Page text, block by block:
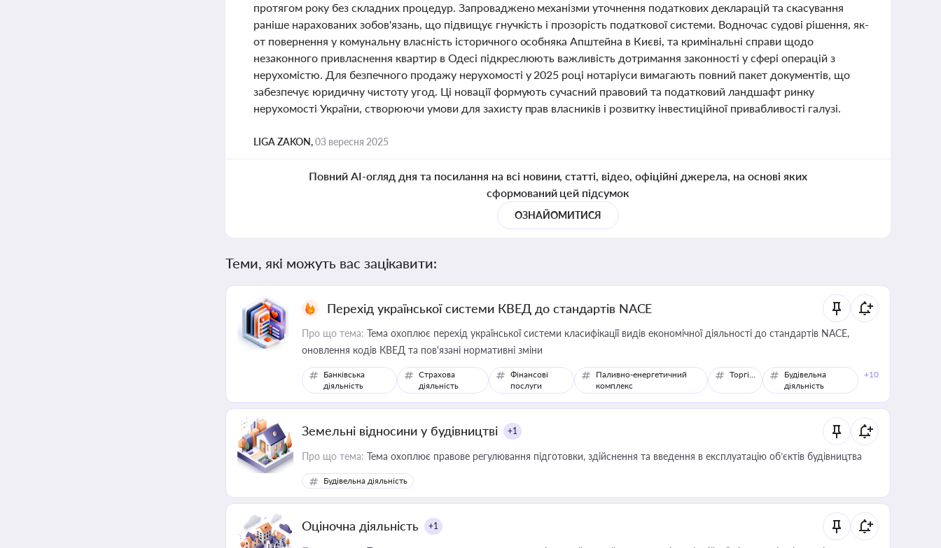
протягом року без складних процедур. Запроваджено механізми уточнення податкових декларацій та скасування
раніше нарахованих зобов'язань, що підвищує гнучкість і прозорість податкової системи. Водночас судові рішення, як-
от повернення у комунальну власність історичного особняка Апштейна в Києві, та кримінальні справи щодо
незаконного привласнення квартир в Одесі підкреслюють важливість дотримання законності у сфері операцій з
нерухомістю. Для безпечного продажу нерухомості у 2025 році нотаріуси вимагають повний пакет документів, що
забезпечує юридичну чистоту угод. Ці новації формують сучасний правовий та податковий ландшафт ринку
нерухомості України, створюючи умови для захисту прав власників і розвитку інвестиційної привабливості галузі.
LIGA ZAKON,03 вересня 2025
Повний AI-огляд дня та посилання на всі новини, статті, відео, офіційні джерела, на основі яких
сформований цей підсумок
ОЗНАЙОМИТИСЯ
Теми, які можуть вас зацікавити:
Перехід української системи КВЕД до стандартів NACE
Про що тема: Тема охоплює перехід української системи класифікації видів економічної діяльності до стандартів NACE,
оновлення кодів КВЕД та пов'язані нормативні зміни
Банківська
діяльність
Страхова
діяльність
Фінансові
послуги
Паливно-енергетичний
комплекс
Торгівля
Будівельна
діяльність
+10
Земельні відносини у будівництві +1
Про що тема: Тема охоплює правове регулювання підготовки, здійснення та введення в експлуатацію об’єктів будівництва
Будівельна діяльність
Оціночна діяльність +1